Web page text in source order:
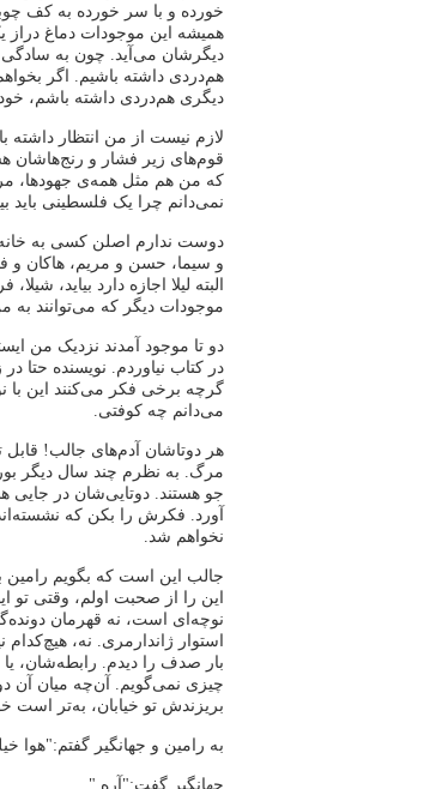
خورده و با سر خورده به کف
همیشه این موجودات دماغ
دیگرشان می‌آید. چون به سادگی
هم‌دردی داشته باشیم. اگر
دیگری هم‌دردی داشته باشم،
لازم نیست از من انتظار
قوم‌های زیر فشار و رنج‌هاشان
که من هم مثل همه‌ی جهودها،
نمی‌دانم چرا یک فلسطینی باید
دوست ندارم اصلن کسی به
و سیما، حسن و مریم، هاکان و
البته لیلا اجازه دارد بیاید،
موجودات دیگر که می‌توانند
دو تا موجود آمدند نزدیک من
در کتاب نیاوردم. نویسنده حتا
گرچه برخی فکر می‌کنند این با
می‌دانم چه کوفتی.
هر دوتاشان آدم‌های جالب!
مرگ. به نظرم چند سال دیگر
جو هستند. دوتایی‌شان در جایی
آورد. فکرش را بکن که
نخواهم شد.
جالب این است که بگویم
این را از صحبت اولم، وقتی تو
نوچه‌ای است، نه قهرمان
استوار ژاندارمری. نه،
بار صدف را دیدم. رابطه‌شان،
چیزی نمی‌گویم. آن‌چه میان آن
بریزندش تو خیابان، به‌تر است
به رامین و جهانگیر گفتم:"هوا
جهانگیر گفت:"آره."